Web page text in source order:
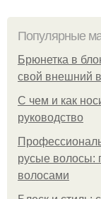
Популярные
Брюнетка в
свой внешний
С чем и как
руководство
русые волосы:
волосами